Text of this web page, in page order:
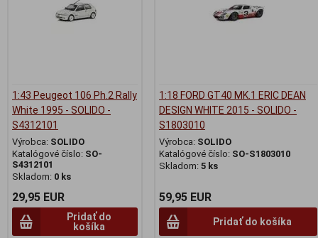
1:43 Peugeot 106 Ph.2 Rally
White 1995 - SOLIDO -
S4312101
Výrobca: SOLIDO
Katalógové číslo: SO-
S4312101
Skladom: 0 ks
29,95 EUR
Pridať do
košíka
1:18 FORD GT40 MK.1 ERIC DEAN
DESIGN WHITE 2015 - SOLIDO -
S1803010
Výrobca: SOLIDO
Katalógové číslo: SO-S1803010
Skladom: 5 ks
59,95 EUR
Pridať do košíka